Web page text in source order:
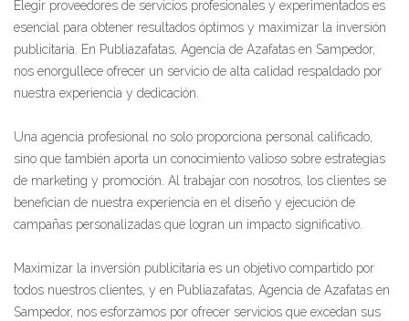
Elegir proveedores de servicios profesionales y experimentados es
esencial para obtener resultados óptimos y maximizar la inversión
publicitaria. En Publiazafatas, Agencia de Azafatas en Sampedor,
nos enorgullece ofrecer un servicio de alta calidad respaldado por
nuestra experiencia y dedicación.
Una agencia profesional no solo proporciona personal calificado,
sino que también aporta un conocimiento valioso sobre estrategias
de marketing y promoción. Al trabajar con nosotros, los clientes se
benefician de nuestra experiencia en el diseño y ejecución de
campañas personalizadas que logran un impacto significativo.
Maximizar la inversión publicitaria es un objetivo compartido por
todos nuestros clientes, y en Publiazafatas, Agencia de Azafatas en
Sampedor, nos esforzamos por ofrecer servicios que excedan sus